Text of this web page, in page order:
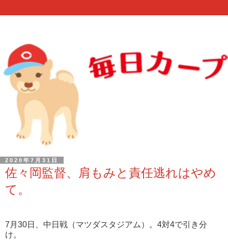
2020年7月31日
佐々岡監督、肩もみと責任逃れはやめ
て。
7月30日、中日戦（マツダスタジアム）。4対4で引き分
け。